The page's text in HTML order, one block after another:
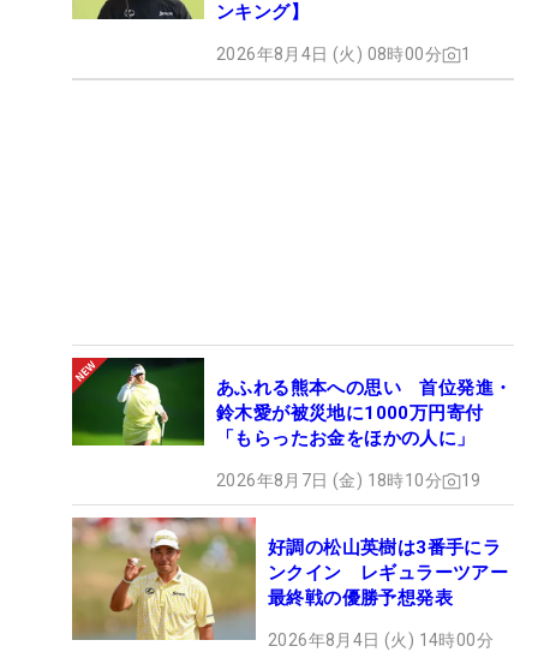
ンキング】
2026年8月4日 (火) 08時00分 1
あふれる熊本への思い 首位発進・
鈴木愛が被災地に1000万円寄付
「もらったお金をほかの人に」
2026年8月7日 (金) 18時10分 19
好調の松山英樹は3番手にラ
ンクイン レギュラーツアー
最終戦の優勝予想発表
2026年8月4日 (火) 14時00分